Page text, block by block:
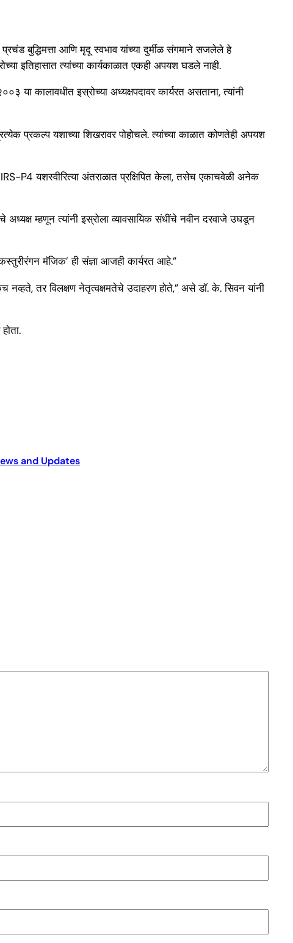
बुद्धिमत्ता आणि मृदू स्वभाव यांच्या दुर्मीळ संगमाने सजलेले हे
इतिहासात त्यांच्या कार्यकाळात एकही अपयश घडले नाही.
या कालावधीत इस्रोच्या अध्यक्षपदावर कार्यरत असताना, त्यांनी
प्रकल्प यशाच्या शिखरावर पोहोचले. त्यांच्या काळात कोणतेही अपयश
IRS-P4 यशस्वीरित्या अंतराळात प्रक्षिपित केला, तसेच एकाचवेळी अनेक
अध्यक्ष म्हणून त्यांनी इस्रोला व्यावसायिक संधींचे नवीन दरवाजे उघडून
मॅजिक’ ही संज्ञा आजही कार्यरत आहे.”
नव्हते, तर विलक्षण नेतृत्वक्षमतेचे उदाहरण होते,” असे डॉ. के. सिवन यांनी
and Updates